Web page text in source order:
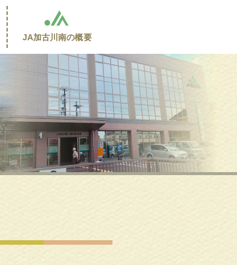
JA加古川南の概要